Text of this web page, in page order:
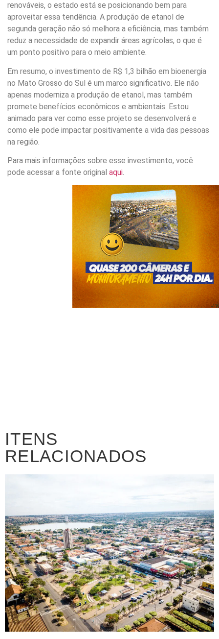
renováveis, o estado está se posicionando bem para
aproveitar essa tendência. A produção de etanol de
segunda geração não só melhora a eficiência, mas também
reduz a necessidade de expandir áreas agrícolas, o que é
um ponto positivo para o meio ambiente.
Em resumo, o investimento de R$ 1,3 bilhão em bioenergia
no Mato Grosso do Sul é um marco significativo. Ele não
apenas moderniza a produção de etanol, mas também
promete benefícios econômicos e ambientais. Estou
animado para ver como esse projeto se desenvolverá e
como ele pode impactar positivamente a vida das pessoas
na região.
Para mais informações sobre esse investimento, você
pode acessar a fonte original aqui.
ITENS
RELACIONADOS